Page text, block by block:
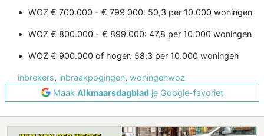
WOZ € 700.000 - € 799.000: 50,3 per 10.000 woningen
WOZ € 800.000 - € 899.000: 47,8 per 10.000 woningen
WOZ € 900.000 of hoger: 58,3 per 10.000 woningen
inbrekers, inbraakpogingen, woningenwoz
Maak Alkmaarsdagbladje Google-favoriet